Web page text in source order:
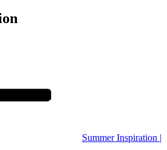
Summer Inspiration |